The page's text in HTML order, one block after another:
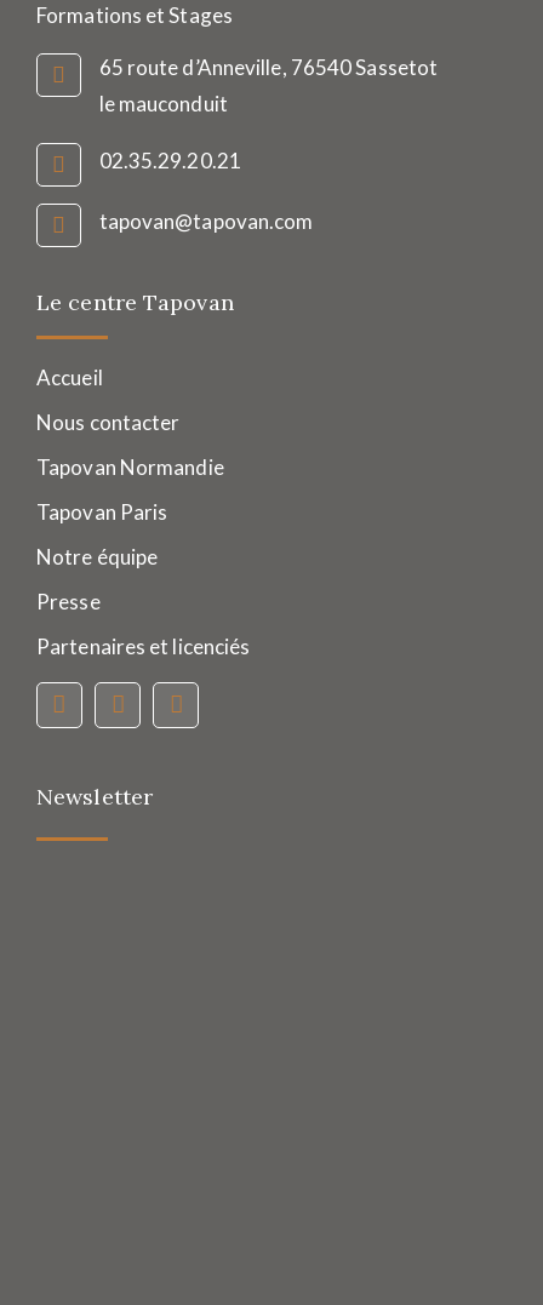
Formations et Stages
65 route d’Anneville, 76540 Sassetot
le mauconduit
02.35.29.20.21
tapovan@tapovan.com
Le centre Tapovan
Accueil
Nous contacter
Tapovan Normandie
Tapovan Paris
Notre équipe
Presse
Partenaires et licenciés
Newsletter